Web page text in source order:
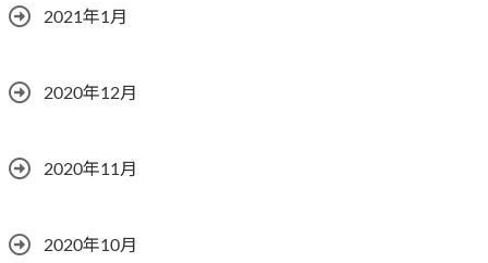
2021年1月
2020年12月
2020年11月
2020年10月